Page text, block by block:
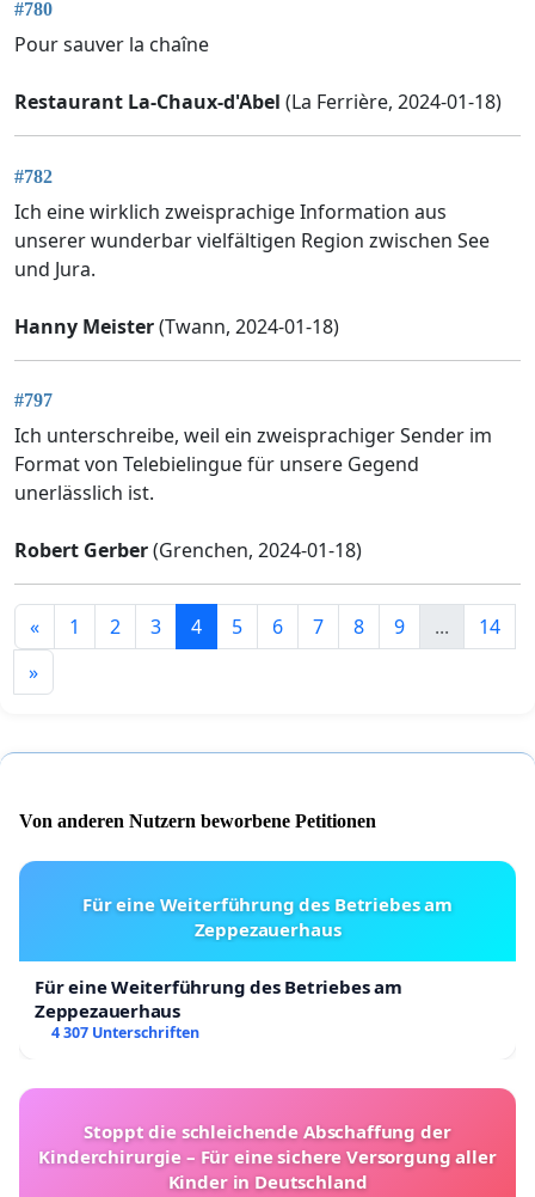
#780
Pour sauver la chaîne
Restaurant La-Chaux-d'Abel (La Ferrière, 2024-01-18)
#782
Ich eine wirklich zweisprachige Information aus
unserer wunderbar vielfältigen Region zwischen See
und Jura.
Hanny Meister(Twann, 2024-01-18)
#797
Ich unterschreibe, weil ein zweisprachiger Sender im
Format von Telebielingue für unsere Gegend
unerlässlich ist.
Robert Gerber(Grenchen, 2024-01-18)
« 1 2 3 4 5 6 7 8 9 ...
14
»
Von anderen Nutzern beworbene Petitionen
Für eine Weiterführung des Betriebes am
Zeppezauerhaus
Für eine Weiterführung des Betriebes am
Zeppezauerhaus
4 307 Unterschriften
Stoppt die schleichende Abschaffung der
Kinderchirurgie – Für eine sichere Versorgung aller
Kinder in Deutschland